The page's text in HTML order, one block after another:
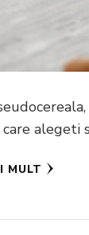
alegeti
MULT